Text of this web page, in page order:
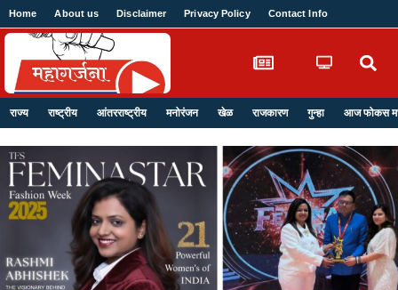
Home About us Disclaimer Privacy Policy Contact Info
राज्य राष्ट्रीय आंतरराष्ट्रीय मनोरंजन खेळ राजकारण गुन्हा आज फोकस